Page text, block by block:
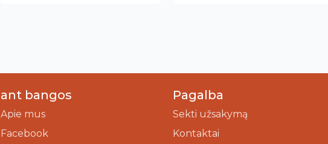
ant bangos
Apie mus
Facebook
Pagalba
Sekti užsakymą
Kontaktai